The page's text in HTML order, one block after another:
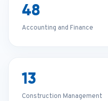
48
Accounting and Finance
13
Construction Management